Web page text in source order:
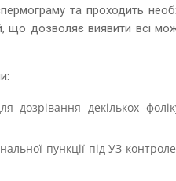
та проходить
що дозволяє виявити всі
декількох
пункції під УЗ-